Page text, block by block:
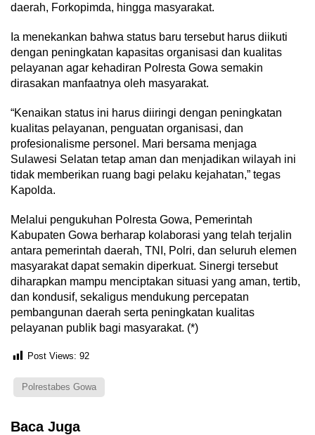
daerah, Forkopimda, hingga masyarakat.
Ia menekankan bahwa status baru tersebut harus diikuti
dengan peningkatan kapasitas organisasi dan kualitas
pelayanan agar kehadiran Polresta Gowa semakin
dirasakan manfaatnya oleh masyarakat.
“Kenaikan status ini harus diiringi dengan peningkatan
kualitas pelayanan, penguatan organisasi, dan
profesionalisme personel. Mari bersama menjaga
Sulawesi Selatan tetap aman dan menjadikan wilayah ini
tidak memberikan ruang bagi pelaku kejahatan,” tegas
Kapolda.
Melalui pengukuhan Polresta Gowa, Pemerintah
Kabupaten Gowa berharap kolaborasi yang telah terjalin
antara pemerintah daerah, TNI, Polri, dan seluruh elemen
masyarakat dapat semakin diperkuat. Sinergi tersebut
diharapkan mampu menciptakan situasi yang aman, tertib,
dan kondusif, sekaligus mendukung percepatan
pembangunan daerah serta peningkatan kualitas
pelayanan publik bagi masyarakat. (*)
Post Views: 92
Polrestabes Gowa
Baca Juga